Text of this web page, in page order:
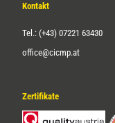
Kontakt
Tel.: (+43) 07221 63430
office@cicmp.at
Zertifikate